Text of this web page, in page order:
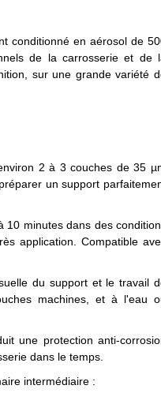
conditionné en aérosol de
de la carrosserie et de
sur une grande variété
2 à 3 couches de 35
un support
10 minutes dans des
application. Compatible
du support et le travail
machines, et à l'eau
une protection anti-
dans le temps.
intermédiaire :